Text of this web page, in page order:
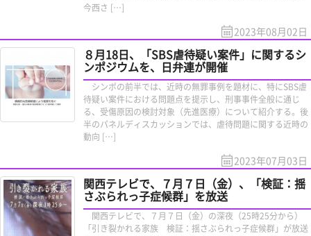
今西さ […]
2023年08月02日
８月18日、「SBS虐待疑い案件」に関するシ
ンポジウムを、日弁連が開催
シンポの前半では、近時の無罪事例を題材に、特にSBS虐
待疑い案件における問題点を提示し、刑事事件全般に通じ
る、受傷原因の検討対象（先進医療）について紹介する。後
半のパネルディスカッションでは、虐待問題に関する近時の
動向 […]
2023年07月03日
関西テレビで、７月７日（金）、「検証：揺
さぶられっ子症候群」を放送
関西テレビで、７月７日（金）の深夜（25時25分から）
「引き裂かれる家族 検証：揺さぶられっ子症候群」が放送